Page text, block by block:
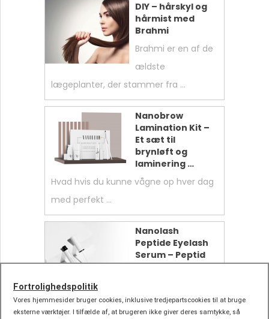
DIY – hårskyl og
hårmist med
Brahmi
Brahmi er en af ​​de
ældste
lægeplanter, der stammer fra …
Nanobrow
Lamination Kit –
Et sæt til
brynløft og
laminering …
Hvad hvis du kunne vågne op hver dag
med perfekt …
Nanolash
Peptide Eyelash
Serum – Peptid
Lash Serummet,
Smukke vipper er mere end bare
prikken over i’et på …
Fortrolighedspolitik
Vores hjemmesider bruger cookies, inklusive tredjepartscookies til at bruge
eksterne værktøjer. I tilfælde af, at brugeren ikke giver deres samtykke, så